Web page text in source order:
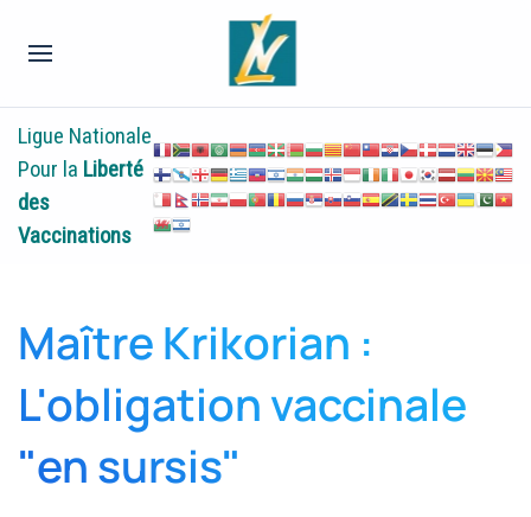
Ligue Nationale
Pour la Liberté
des
Vaccinations
Maître Krikorian :
L'obligation vaccinale
"en sursis"